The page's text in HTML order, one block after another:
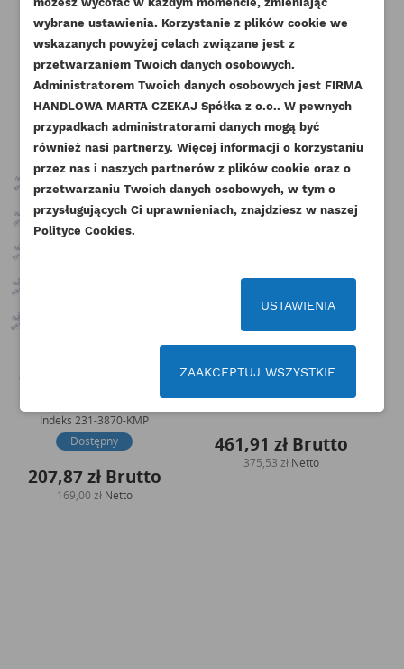
DODAJ DO LISTY ŻYCZEŃ
add_circle_outline Stwórz nową listę życzeń
NAZWA LISTY ŻYCZEŃ
Anuluj Utwórz listę życzeń
ZALOGUJ SIĘ
Musisz być zalogowany by zapisać produkty na
swojej liście życzeń.
Anuluj Zaloguj się
Pozostałe produkty w tej kategorii:
CAT KORBOWÓD 3013C C1.6
Indeks 231-3870-KMP
Dostępny
207,87 złBrutto
169,00 zł Netto
CAT KORBOWÓD 3054 3056
461,91 złBrutto
375,53 zł Netto
wybrane ustawienia. Korzystanie z plików cookie we
wskazanych powyżej celach związane jest z
przetwarzaniem Twoich danych osobowych.
Administratorem Twoich danych osobowych jest FIRMA
HANDLOWA MARTA CZEKAJ Spółka z o.o.. W pewnych
przypadkach administratorami danych mogą być
również nasi partnerzy. Więcej informacji o korzystaniu
przez nas i naszych partnerów z plików cookie oraz o
przetwarzaniu Twoich danych osobowych, w tym o
przysługujących Ci uprawnieniach, znajdziesz w naszej
Polityce Cookies.
USTAWIENIA
ZAAKCEPTUJ WSZYSTKIE